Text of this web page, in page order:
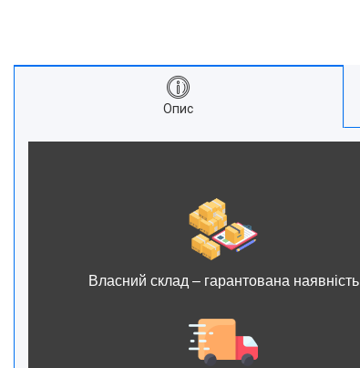
Опис
Власний склад – гарантована наявність